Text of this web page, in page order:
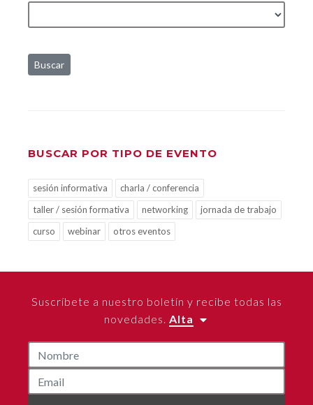
Buscar
BUSCAR POR TIPO DE EVENTO
sesión informativa
charla / conferencia
taller / sesión formativa
networking
jornada de trabajo
curso
webinar otros eventos
Suscríbete a nuestro boletín y recibe todas las
novedades. Alta